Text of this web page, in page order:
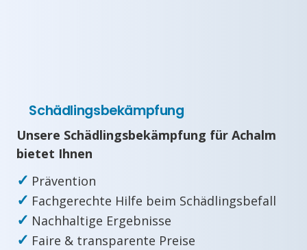
Schädlingsbekämpfung
Unsere Schädlingsbekämpfung für Achalm
bietet Ihnen
✓ Prävention
✓ Fachgerechte Hilfe beim Schädlingsbefall
✓ Nachhaltige Ergebnisse
✓ Faire & transparente Preise